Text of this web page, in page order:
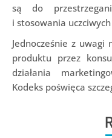
są do
i stosowania
Jednocześnie z
produktu przez
działania
Kodeks poświęca